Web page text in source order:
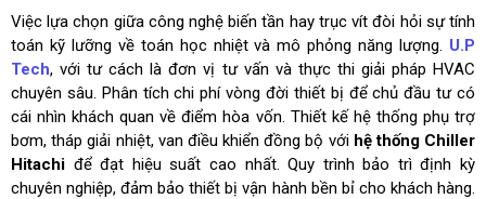
Việc lựa chọn giữa công nghệ biến tần hay trục vít đòi hỏi sự tính
toán kỹ lưỡng về toán học nhiệt và mô phỏng năng lượng. U.P
Tech, với tư cách là đơn vị tư vấn và thực thi giải pháp HVAC
chuyên sâu. Phân tích chi phí vòng đời thiết bị để chủ đầu tư có
cái nhìn khách quan về điểm hòa vốn. Thiết kế hệ thống phụ trợ
bơm, tháp giải nhiệt, van điều khiển đồng bộ với hệ thống Chiller
Hitachi để đạt hiệu suất cao nhất. Quy trình bảo trì định kỳ
chuyên nghiệp, đảm bảo thiết bị vận hành bền bỉ cho khách hàng.